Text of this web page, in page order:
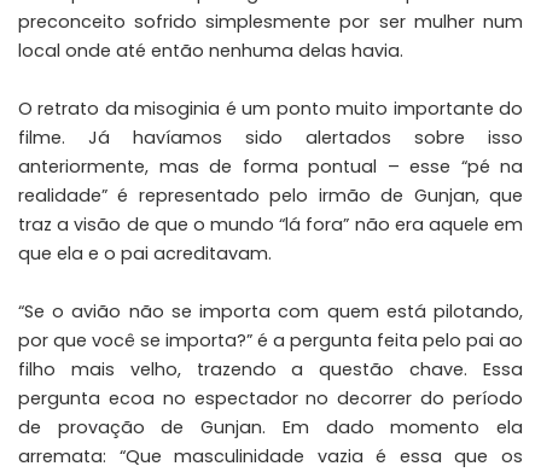
preconceito sofrido simplesmente por ser mulher num
local onde até então nenhuma delas havia.
O retrato da misoginia é um ponto muito importante do
filme. Já havíamos sido alertados sobre isso
anteriormente, mas de forma pontual – esse “pé na
realidade” é representado pelo irmão de Gunjan, que
traz a visão de que o mundo “lá fora” não era aquele em
que ela e o pai acreditavam.
“Se o avião não se importa com quem está pilotando,
por que você se importa?” é a pergunta feita pelo pai ao
filho mais velho, trazendo a questão chave. Essa
pergunta ecoa no espectador no decorrer do período
de provação de Gunjan. Em dado momento ela
arremata: “Que masculinidade vazia é essa que os